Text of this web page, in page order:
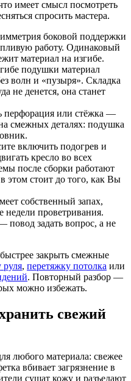
имеет смысл посмотреть
спросить мастера.
боковой поддержки
работу. Одинаковый
материал на изгибе.
подушки материал
волн и «пузыря». Складка
не денется, она станет
перфорация или стёжка —
смежных деталях: подушка
включить подогрев и
кресло во всех
после сборки работают
этом стоит до того, как Вы
собственный запах,
недели проветривания.
повод задать вопрос, а не
закрыть смежные
руля, перетяжку потолка или
. Повторный разбор —
можно избежать.
свежий
любого материала: свежее
вбивает загрязнение в
сушат кожу и разъедают